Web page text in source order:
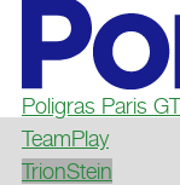
Poligras Paris
TeamPlay
TrionStein